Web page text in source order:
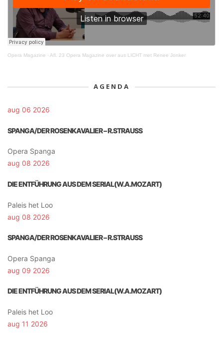
Opera Magazine · Afl. 23 Opera Magazine over aus LICHT met Renee Jonker
AGENDA
aug 06 2026
SPANGA/DER ROSENKAVALIER – R.STRAUSS
Opera Spanga
aug 08 2026
DIE ENTFÜHRUNG AUS DEM SERIAL(W.A.MOZART)
Paleis het Loo
aug 08 2026
SPANGA/DER ROSENKAVALIER – R.STRAUSS
Opera Spanga
aug 09 2026
DIE ENTFÜHRUNG AUS DEM SERIAL(W.A.MOZART)
Paleis het Loo
aug 11 2026